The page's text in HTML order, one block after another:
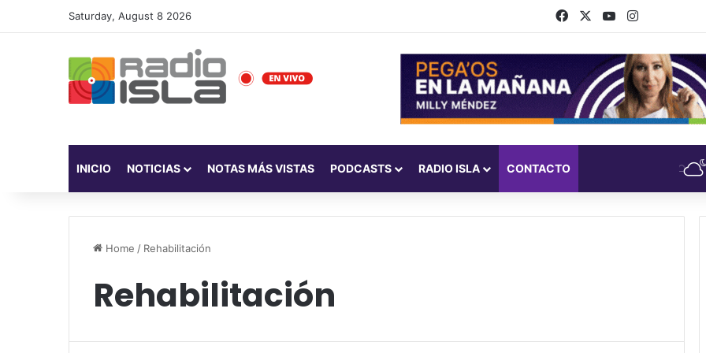
Saturday, August 8 2026 FacebookYouTubeInstagram
INICIO NOTICIAS NOTAS MÁS VISTAS PODCASTS RADIO ISLA CONTACTO
Home / Rehabilitación
Rehabilitación